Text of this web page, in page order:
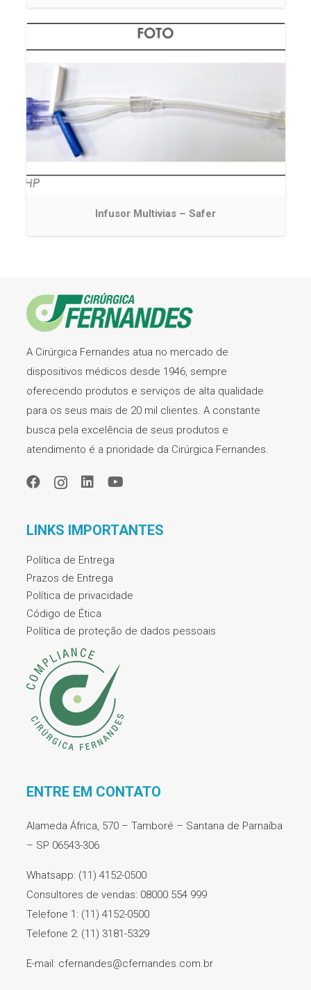
Infusor Multivias – Safer
A Cirúrgica Fernandes atua no mercado de
dispositivos médicos desde 1946, sempre
oferecendo produtos e serviços de alta qualidade
para os seus mais de 20 mil clientes. A constante
busca pela excelência de seus produtos e
atendimento é a prioridade da Cirúrgica Fernandes.
LINKS IMPORTANTES
Política de Entrega
Prazos de Entrega
Política de privacidade
Código de Ética
Política de proteção de dados pessoais
ENTRE EM CONTATO
Alameda África, 570 – Tamboré – Santana de Parnaíba
– SP 06543-306
Whatsapp: (11) 4152-0500
Consultores de vendas: 08000 554 999
Telefone 1: (11) 4152-0500
Telefone 2: (11) 3181-5329
E-mail: cfernandes@cfernandes.com.br